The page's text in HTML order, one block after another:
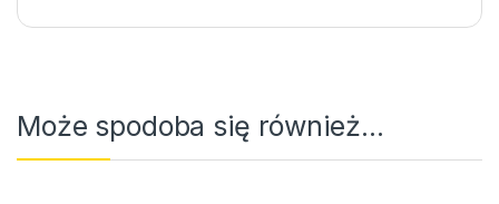
Może spodoba się również…